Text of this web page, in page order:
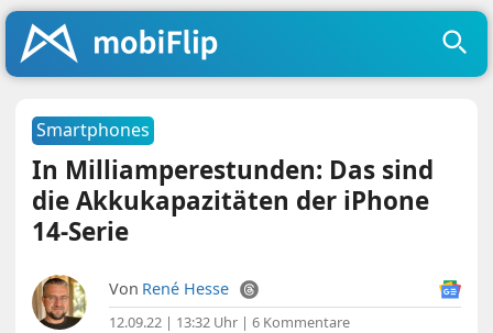
Smartphones
In Milliamperestunden: Das sind
die Akkukapazitäten der iPhone
14-Serie
Von René Hesse
12.09.22 | 13:32 Uhr |6 Kommentare